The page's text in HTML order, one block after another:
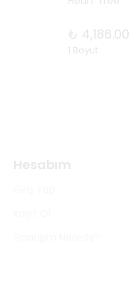
₺ 4,186.00
1 Boyut